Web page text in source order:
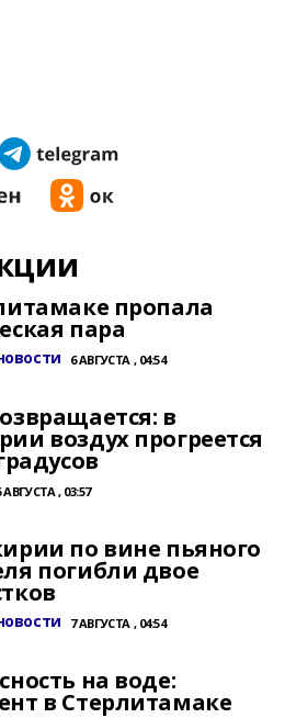
пропала
пара
6 АВГУСТА , 04:54
в
воздух прогреется
АВГУСТА , 03:57
по вине пьяного
погибли двое
7 АВГУСТА , 04:54
на воде:
в Стерлитамаке